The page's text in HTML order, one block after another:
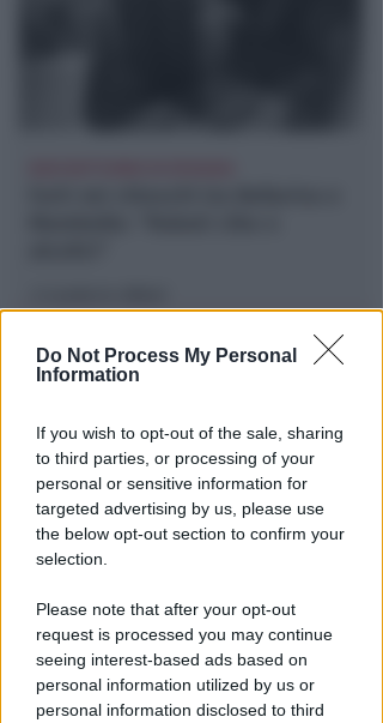
Do Not Process My Personal
Information
If you wish to opt-out of the sale, sharing
to third parties, or processing of your
personal or sensitive information for
targeted advertising by us, please use
the below opt-out section to confirm your
selection.
Please note that after your opt-out
request is processed you may continue
seeing interest-based ads based on
personal information utilized by us or
personal information disclosed to third
I 22 CAMPI DA CALCIO
Desigillare il suolo per
contenere i cambiamenti
climatici. I numeri di Rimini
di Redazione